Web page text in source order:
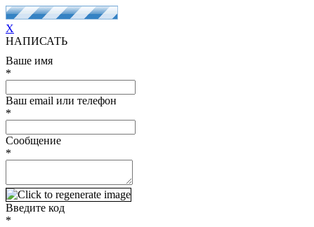
X
НАПИСАТЬ
Ваше имя
*
Ваш email или телефон
*
Сообщение
*
Введите код
*